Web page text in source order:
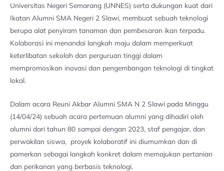
Universitas Negeri Semarang (UNNES) serta dukungan kuat dari
Ikatan Alumni SMA Negeri 2 Slawi, membuat sebuah teknologi
berupa alat penyiram tanaman dan pembesaran ikan terpadu.
Kolaborasi ini menandai langkah maju dalam memperkuat
keterlibatan sekolah dan perguruan tinggi dalam
mempromosikan inovasi dan pengembangan teknologi di tingkat
lokal.
Dalam acara Reuni Akbar Alumni SMA N 2 Slawi pada Minggu
(14/04/24) sebuah acara pertemuan alumni yang dihadiri oleh
alumni dari tahun 80 sampai dengan 2023, staf pengajar, dan
perwakilan siswa, proyek kolaboratif ini diumumkan dan di
pamerkan sebagai langkah konkret dalam memajukan pertanian
dan perikanan yang berbasis teknologi.